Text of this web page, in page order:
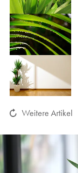
Weitere Artikel